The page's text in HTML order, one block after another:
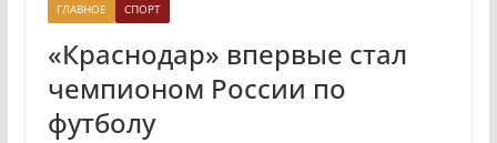
ГЛАВНОЕ СПОРТ
«Краснодар» впервые стал
чемпионом России по
футболу